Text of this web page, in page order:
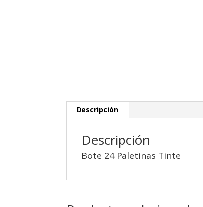
Descripción
Descripción
Bote 24 Paletinas Tinte